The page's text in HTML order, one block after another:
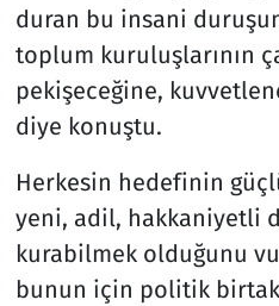
duran bu insani
toplum kuruluşlarının
pekişeceğine,
diye konuştu.
Herkesin hedefinin
yeni, adil, hakkaniyetli
kurabilmek olduğunu
bunun için politik